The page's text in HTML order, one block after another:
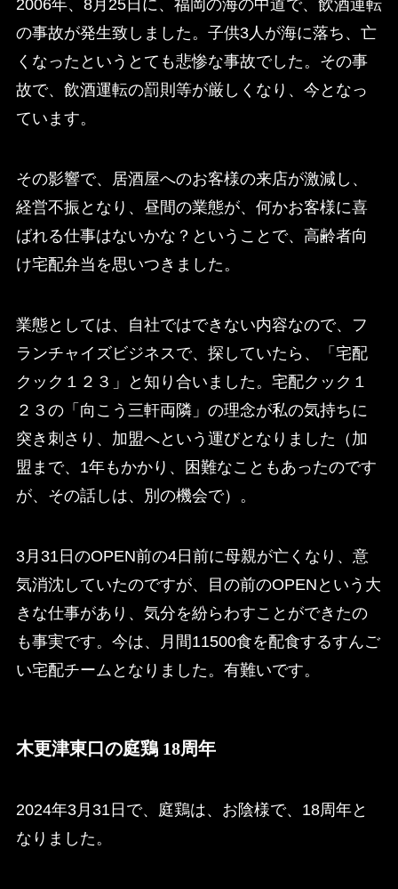
2006年、8月25日に、福岡の海の中道で、飲酒運転
の事故が発生致しました。子供3人が海に落ち、亡
くなったというとても悲惨な事故でした。その事
故で、飲酒運転の罰則等が厳しくなり、今となっ
ています。
その影響で、居酒屋へのお客様の来店が激減し、
経営不振となり、昼間の業態が、何かお客様に喜
ばれる仕事はないかな？ということで、高齢者向
け宅配弁当を思いつきました。
業態としては、自社ではできない内容なので、フ
ランチャイズビジネスで、探していたら、「宅配
クック１２３」と知り合いました。宅配クック１
２３の「向こう三軒両隣」の理念が私の気持ちに
突き刺さり、加盟へという運びとなりました（加
盟まで、1年もかかり、困難なこともあったのです
が、その話しは、別の機会で）。
3月31日のOPEN前の4日前に母親が亡くなり、意
気消沈していたのですが、目の前のOPENという大
きな仕事があり、気分を紛らわすことができたの
も事実です。今は、月間11500食を配食するすんご
い宅配チームとなりました。有難いです。
木更津東口の庭鶏 18周年
2024年3月31日で、庭鶏は、お陰様で、18周年と
なりました。